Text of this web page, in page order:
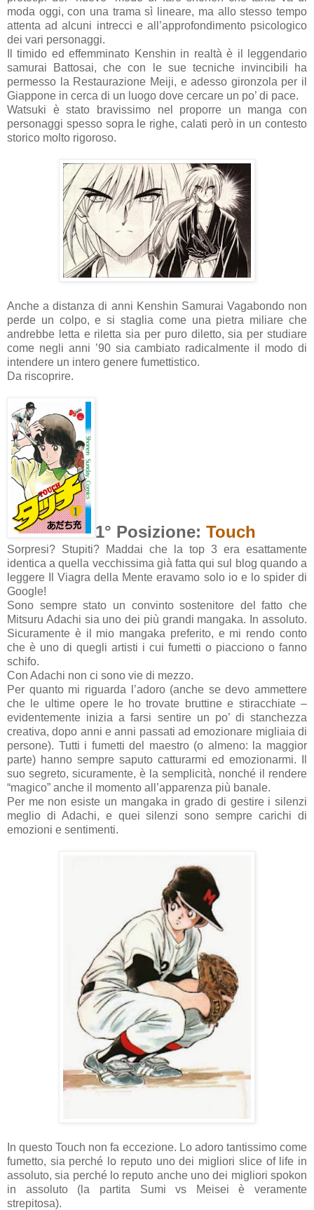
moda oggi, con una trama sì lineare, ma allo stesso tempo
attenta ad alcuni intrecci e all’approfondimento psicologico
dei vari personaggi.
Il timido ed effemminato Kenshin in realtà è il leggendario
samurai Battosai, che con le sue tecniche invincibili ha
permesso la Restaurazione Meiji, e adesso gironzola per il
Giappone in cerca di un luogo dove cercare un po’ di pace.
Watsuki è stato bravissimo nel proporre un manga con
personaggi spesso sopra le righe, calati però in un contesto
storico molto rigoroso.
Anche a distanza di anni Kenshin Samurai Vagabondo non
perde un colpo, e si staglia come una pietra miliare che
andrebbe letta e riletta sia per puro diletto, sia per studiare
come negli anni ’90 sia cambiato radicalmente il modo di
intendere un intero genere fumettistico.
Da riscoprire.
1° Posizione: Touch
Sorpresi? Stupiti? Maddai che la top 3 era esattamente
identica a quella vecchissima già fatta qui sul blog quando a
leggere Il Viagra della Mente eravamo solo io e lo spider di
Google!
Sono sempre stato un convinto sostenitore del fatto che
Mitsuru Adachi sia uno dei più grandi mangaka. In assoluto.
Sicuramente è il mio mangaka preferito, e mi rendo conto
che è uno di quegli artisti i cui fumetti o piacciono o fanno
schifo.
Con Adachi non ci sono vie di mezzo.
Per quanto mi riguarda l’adoro (anche se devo ammettere
che le ultime opere le ho trovate bruttine e stiracchiate –
evidentemente inizia a farsi sentire un po’ di stanchezza
creativa, dopo anni e anni passati ad emozionare migliaia di
persone). Tutti i fumetti del maestro (o almeno: la maggior
parte) hanno sempre saputo catturarmi ed emozionarmi. Il
suo segreto, sicuramente, è la semplicità, nonché il rendere
“magico” anche il momento all’apparenza più banale.
Per me non esiste un mangaka in grado di gestire i silenzi
meglio di Adachi, e quei silenzi sono sempre carichi di
emozioni e sentimenti.
In questo Touch non fa eccezione. Lo adoro tantissimo come
fumetto, sia perché lo reputo uno dei migliori slice of life in
assoluto, sia perché lo reputo anche uno dei migliori spokon
in assoluto (la partita Sumi vs Meisei è veramente
strepitosa).